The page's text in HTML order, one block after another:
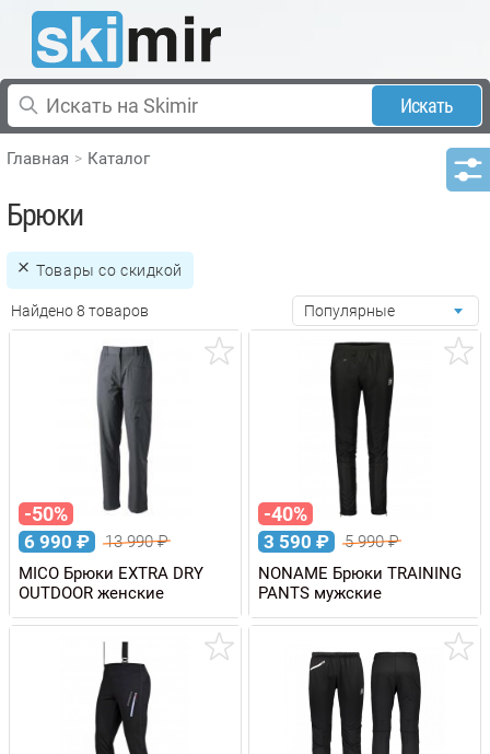
Искать
Главная Каталог
Брюки
Товары со скидкой
Найдено 8 товаров Популярные
-50%
6 990 ₽ 13 990₽
MICO Брюки EXTRA DRY
OUTDOOR женские
-40%
3 590 ₽ 5 990₽
NONAME Брюки TRAINING
PANTS мужские